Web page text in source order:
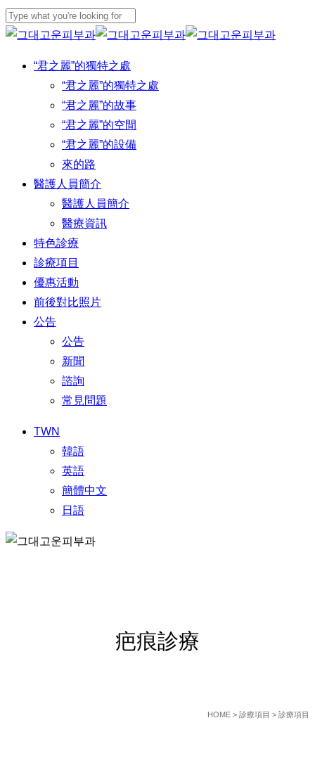
Skip
to
content
Close
Menu “君之麗”的獨特之處
“君之麗”的獨特之處
“君之麗”的故事
“君之麗”的空間
“君之麗”的設備
來的路
醫護人員簡介
醫護人員簡介
醫療資訊
特色診療
診療項目
優惠活動
前後對比照片
公告
公告
新聞
諮詢
常見問題
TWN
韓語
英語
簡體中文
日語
疤痕診療
HOME > 診療項目 > 診療項目